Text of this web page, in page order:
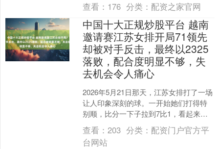
查看： 176 分类： 配资之家官网
中国十大正规炒股平台 越南
邀请赛江苏女排开局71领先
却被对手反击，最终以2325
落败，配合度明显不够，失
去机会令人痛心
2026年5月21日那天，江苏女排打了一场
让人印象深刻的球。一开始她们打得特
别顺，比分一下子拉到7比1，看起来赢
球很有希望。可是后面局势突然变了，
对手越打越猛，....
查看：203 分类： 配资门户官方平
台网站